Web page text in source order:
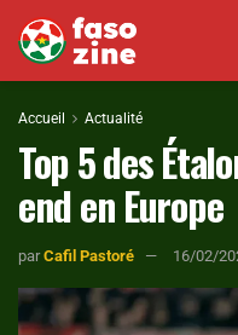
Accueil Actualité
Top 5 des
end en Europe
par Cafil Pastoré 16/02/